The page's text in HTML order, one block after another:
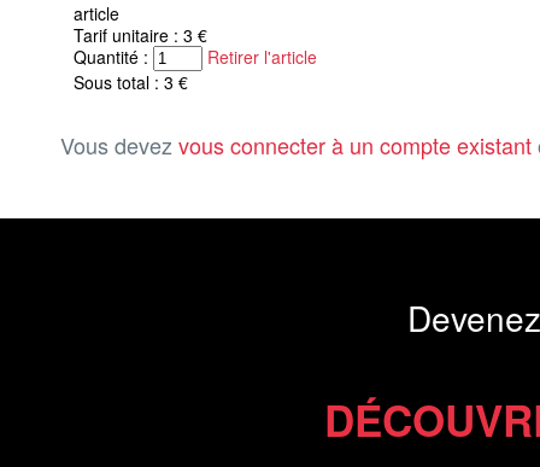
article
Tarif unitaire : 3 €
Quantité :
Retirer l'article
Sous total : 3 €
Vous devez vous connecter à un compte existant